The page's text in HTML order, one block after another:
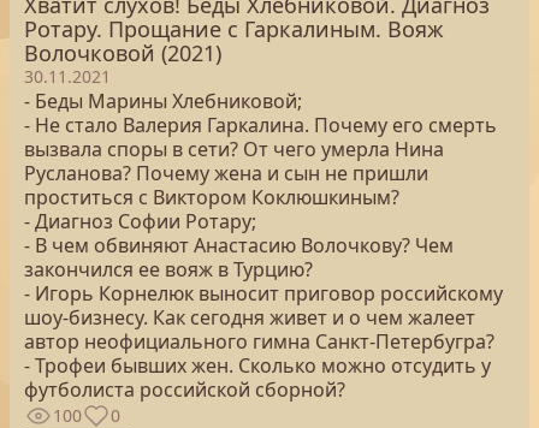
Ротару. Прощание с Гаркалиным. Вояж
Волочковой (2021)
30.11.2021
- Беды Марины Хлебниковой;
- Не стало Валерия Гаркалина. Почему его смерть
вызвала споры в сети? От чего умерла Нина
Русланова? Почему жена и сын не пришли
проститься с Виктором Коклюшкиным?
- Диагноз Софии Ротару;
- В чем обвиняют Анастасию Волочкову? Чем
закончился ее вояж в Турцию?
- Игорь Корнелюк выносит приговор российскому
шоу-бизнесу. Как сегодня живет и о чем жалеет
автор неофициального гимна Санкт-Петербугра?
- Трофеи бывших жен. Сколько можно отсудить у
футболиста российской сборной?
100 0